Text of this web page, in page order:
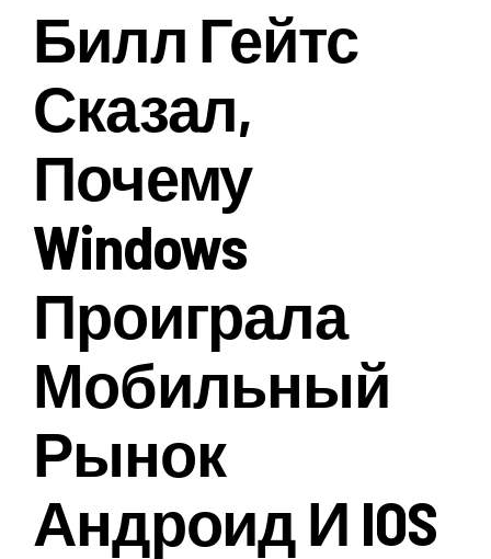
Билл Гейтс
Сказал,
Почему
Windows
Проиграла
Мобильный
Рынок
Андроид И IOS